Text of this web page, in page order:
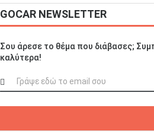
GOCAR NEWSLETTER
Σου άρεσε το θέμα που διάβασες;
καλύτερα!